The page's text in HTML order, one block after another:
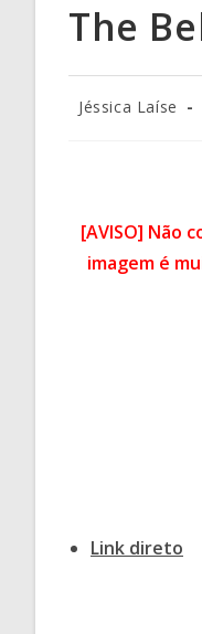
The
Jéssica Laíse
[AVISO] Não
imagem é
Link direto